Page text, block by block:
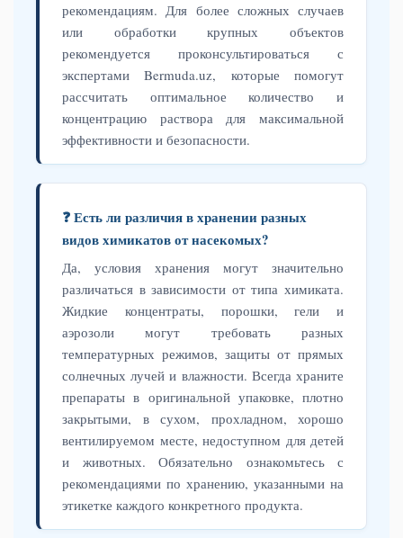
рекомендациям. Для более сложных случаев
или обработки крупных объектов
рекомендуется проконсультироваться с
экспертами Bermuda.uz, которые помогут
рассчитать оптимальное количество и
концентрацию раствора для максимальной
эффективности и безопасности.
❓ Есть ли различия в хранении разных
видов химикатов от насекомых?
Да, условия хранения могут значительно
различаться в зависимости от типа химиката.
Жидкие концентраты, порошки, гели и
аэрозоли могут требовать разных
температурных режимов, защиты от прямых
солнечных лучей и влажности. Всегда храните
препараты в оригинальной упаковке, плотно
закрытыми, в сухом, прохладном, хорошо
вентилируемом месте, недоступном для детей
и животных. Обязательно ознакомьтесь с
рекомендациями по хранению, указанными на
этикетке каждого конкретного продукта.